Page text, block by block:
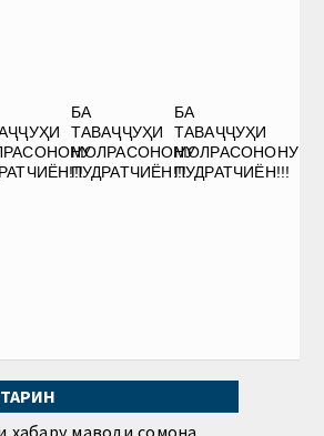
БА
ТАВАҶҶУҲИ
МОЛРАСОНОНУ
ПУДРАТЧИЁН!!!
БА
ТАВАҶҶУҲИ
МОЛРАСОНОНУ
ПУДРАТЧИЁН!!!